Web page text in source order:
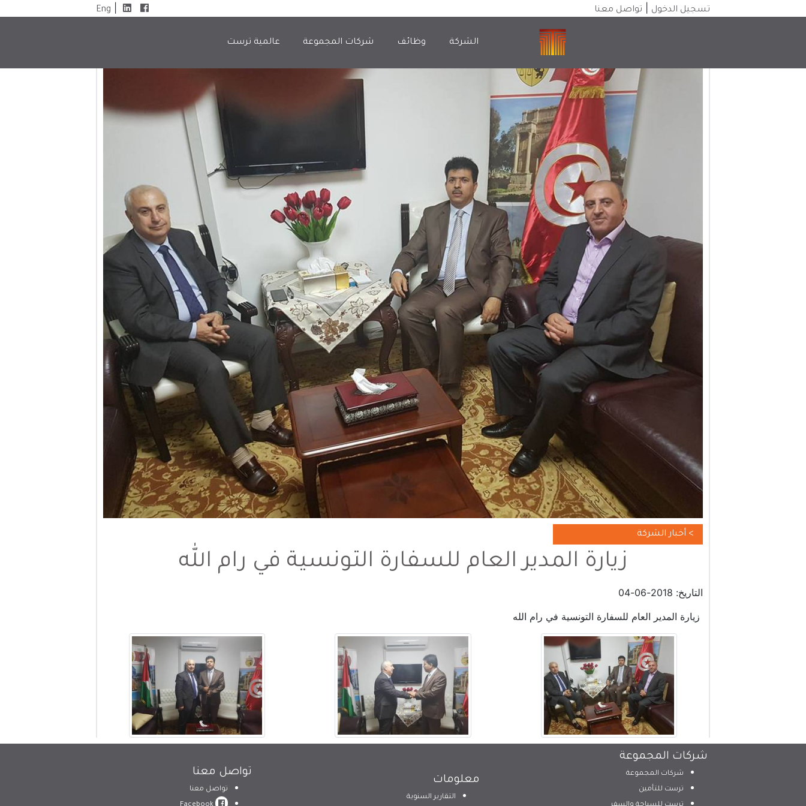
تسجيل الدخول تواصل معنا Eng
الشركة وظائف شركات المجموعة عالمية ترست
> أخبار الشركة
زيارة المدير العام للسفارة التونسية في رام الله
التاريخ: 2018-06-04
زيارة المدير العام للسفارة التونسية في رام الله
شركات المجموعة
شركات المجموعة
ترست للتأمين
معلومات
التقارير السنوية
تواصل معنا
تواصل معنا